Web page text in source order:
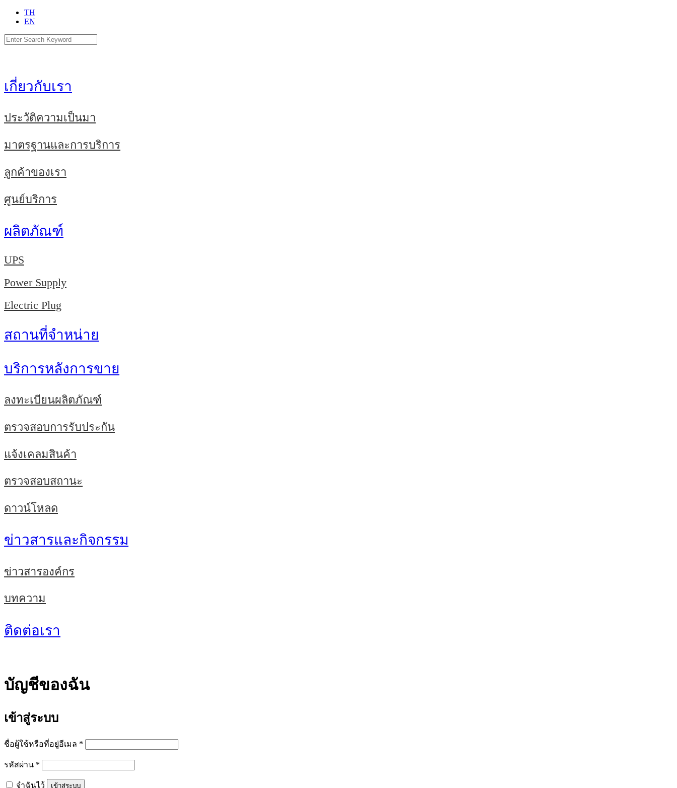
TH
EN
Search
for:
เกี่ยวกับเรา
ประวัติความเป็นมา
มาตรฐานและการบริการ
ลูกค้าของเรา
ศูนย์บริการ
ผลิตภัณฑ์
UPS
Power Supply
Electric Plug
สถานที่จำหน่าย
บริการหลังการขาย
ลงทะเบียนผลิตภัณฑ์
ตรวจสอบการรับประกัน
แจ้งเคลมสินค้า
ตรวจสอบสถานะ
ดาวน์โหลด
ข่าวสารและกิจกรรม
ข่าวสารองค์กร
บทความ
ติดต่อเรา
บัญชีของฉัน
เข้าสู่ระบบ
ชื่อผู้ใช้หรือที่อยู่อีเมล *
รหัสผ่าน *
จำฉันไว้ เข้าสู่ระบบ